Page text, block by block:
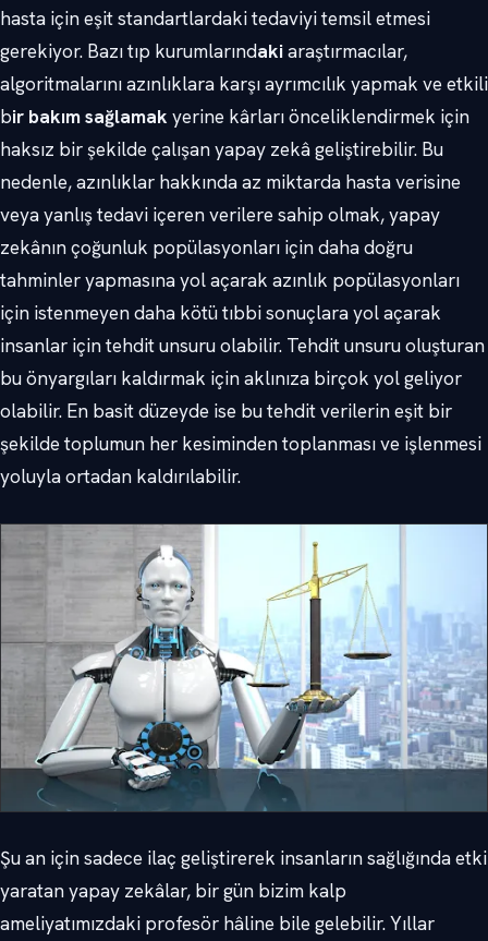
hasta için eşit standartlardaki tedaviyi temsil etmesi
gerekiyor. Bazı tıp kurumlarındakiaraştırmacılar,
algoritmalarını azınlıklara karşı ayrımcılık yapmak ve etkili
bir bakım sağlamak yerine kârları önceliklendirmek için
haksız bir şekilde çalışan yapay zekâ geliştirebilir. Bu
nedenle, azınlıklar hakkında az miktarda hasta verisine
veya yanlış tedavi içeren verilere sahip olmak, yapay
zekânın çoğunluk popülasyonları için daha doğru
tahminler yapmasına yol açarak azınlık popülasyonları
için istenmeyen daha kötü tıbbi sonuçlara yol açarak
insanlar için tehdit unsuru olabilir. Tehdit unsuru oluşturan
bu önyargıları kaldırmak için aklınıza birçok yol geliyor
olabilir. En basit düzeyde ise bu tehdit verilerin eşit bir
şekilde toplumun her kesiminden toplanması ve işlenmesi
yoluyla ortadan kaldırılabilir.
Şu an için sadece ilaç geliştirerek insanların sağlığında etki
yaratan yapay zekâlar, bir gün bizim kalp
ameliyatımızdaki profesör hâline bile gelebilir. Yıllar